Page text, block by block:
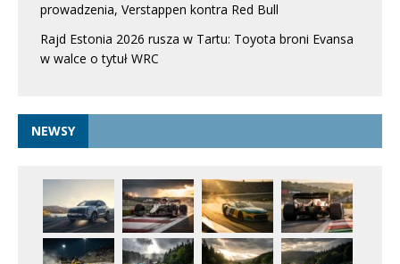
prowadzenia, Verstappen kontra Red Bull
Rajd Estonia 2026 rusza w Tartu: Toyota broni Evansa
w walce o tytuł WRC
NEWSY